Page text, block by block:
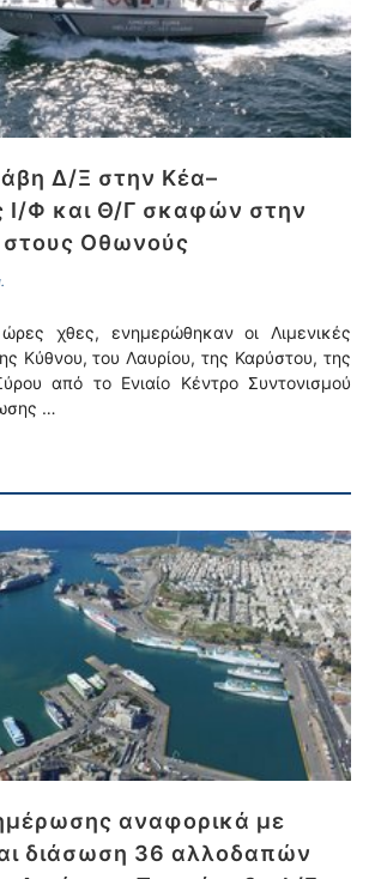
Δ/Ξ στην Κέα–
Ι/Φ και Θ/Γ σκαφών στην
στους Οθωνούς
χθες, ενημερώθηκαν οι Λιμενικές
Κύθνου, του Λαυρίου, της Καρύστου, της
από το Ενιαίο Κέντρο Συντονισμού
…
αναφορικά με
διάσωση 36 αλλοδαπών